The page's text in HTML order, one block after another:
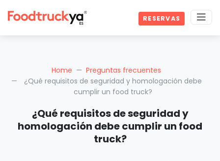
RESERVAS
Home
Preguntas frecuentes
¿Qué requisitos de seguridad y homologación debe
cumplir un food truck?
¿Qué requisitos de seguridad y
homologación debe cumplir un food
truck?